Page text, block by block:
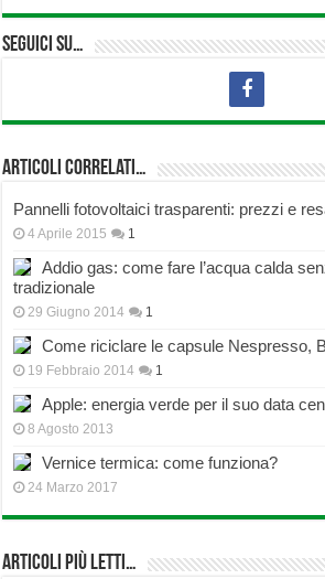
Seguici su…
Articoli correlati…
Pannelli fotovoltaici trasparenti: prezzi e
4 Aprile 2015 1
Addio gas: come fare l’acqua calda
tradizionale
29 Giugno 2014 1
Come riciclare le capsule Nespresso,
19 Febbraio 2014 1
Apple: energia verde per il suo data
8 Agosto 2013
Vernice termica: come funziona?
24 Marzo 2017
Articoli più Letti…